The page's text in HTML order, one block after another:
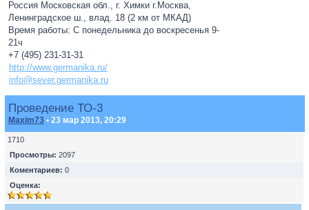
Россия Московская обл., г. Химки г.Москва,
Ленинградское ш., влад. 18 (2 км от МКАД)
Время работы: С понедельника до воскресенья 9-
21ч
+7 (495) 231-31-31
http://www.germanika.ru/
info@sever.germanika.ru
Проведение ТО-3
Maxim73 • 23 мар 2013, 20:29
1710
Просмотры: 2097
Коментариев: 0
Оценка: